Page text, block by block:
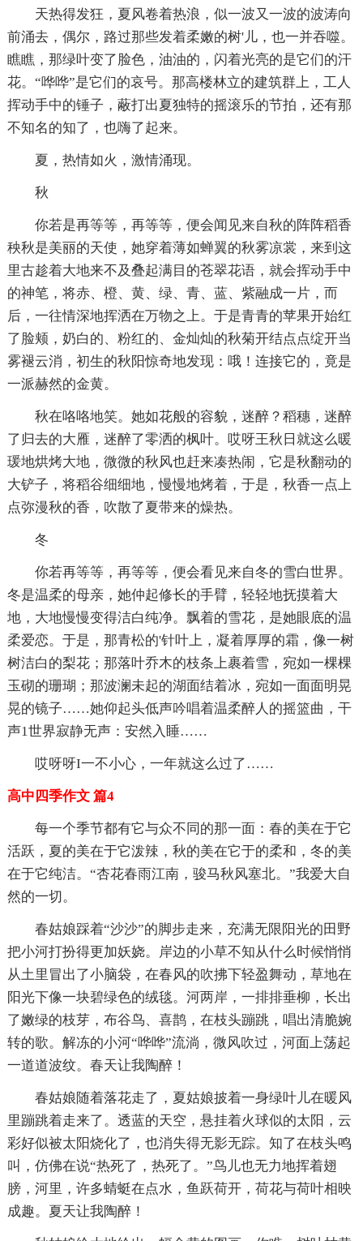
天热得发狂，夏风卷着热浪，似一波又一波的波涛向
前涌去，偶尔，路过那些发着柔嫩的树'儿，也一并吞噬。
瞧瞧，那绿叶变了脸色，油油的，闪着光亮的是它们的汗
花。“哗哗”是它们的哀号。那高楼林立的建筑群上，工人
挥动手中的锤子，蔽打出夏独特的摇滚乐的节拍，还有那
不知名的知了，也嗨了起来。
夏，热情如火，激情涌现。
秋
你若是再等等，再等等，便会闻见来自秋的阵阵稻香
秧秋是美丽的天使，她穿着薄如蝉翼的秋雾凉裳，来到这
里古趁着大地来不及叠起满目的苍翠花语，就会挥动手中
的神笔，将赤、橙、黄、绿、青、蓝、紫融成一片，而
后，一往情深地挥洒在万物之上。于是青青的苹果开始红
了脸颊，奶白的、粉红的、金灿灿的秋菊开结点点绽开当
雾褪云消，初生的秋阳惊奇地发现：哦！连接它的，竟是
一派赫然的金黄。
秋在咯咯地笑。她如花般的容貌，迷醉？稻穗，迷醉
了归去的大雁，迷醉了零洒的枫叶。哎呀王秋日就这么暖
瑗地烘烤大地，微微的秋风也赶来凑热闹，它是秋翻动的
大铲子，将稻谷细细地，慢慢地烤着，于是，秋香一点上
点弥漫秋的香，吹散了夏带来的燥热。
冬
你若再等等，再等等，便会看见来自冬的雪白世界。
冬是温柔的母亲，她仲起修长的手臂，轻轻地抚摸着大
地，大地慢慢变得洁白纯净。飘着的雪花，是她眼底的温
柔爱恋。于是，那青松的'针叶上，凝着厚厚的霜，像一树
树洁白的梨花；那落叶乔木的枝条上裹着雪，宛如一棵棵
玉砌的珊瑚；那波澜未起的湖面结着冰，宛如一面面明晃
晃的镜子……她仰起头低声吟唱着温柔醉人的摇篮曲，干
声1世界寂静无声：安然入睡……
哎呀呀I一不小心，一年就这么过了……
高中四季作文 篇4
每一个季节都有它与众不同的那一面：春的美在于它
活跃，夏的美在于它泼辣，秋的美在它于的柔和，冬的美
在于它纯洁。“杏花春雨江南，骏马秋风塞北。”我爱大自
然的一切。
春姑娘踩着“沙沙”的脚步走来，充满无限阳光的田野
把小河打扮得更加妖娆。岸边的小草不知从什么时候悄悄
从土里冒出了小脑袋，在春风的吹拂下轻盈舞动，草地在
阳光下像一块碧绿色的绒毯。河两岸，一排排垂柳，长出
了嫩绿的枝芽，布谷鸟、喜鹊，在枝头蹦跳，唱出清脆婉
转的歌。解冻的小河“哗哗”流淌，微风吹过，河面上荡起
一道道波纹。春天让我陶醉！
春姑娘随着落花走了，夏姑娘披着一身绿叶儿在暖风
里蹦跳着走来了。透蓝的天空，悬挂着火球似的太阳，云
彩好似被太阳烧化了，也消失得无影无踪。知了在枝头鸣
叫，仿佛在说“热死了，热死了。”鸟儿也无力地挥着翅
膀，河里，许多蜻蜓在点水，鱼跃荷开，荷花与荷叶相映
成趣。夏天让我陶醉！